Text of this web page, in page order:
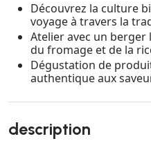
Découvrez la culture
voyage à travers la
Atelier avec un
du fromage et de la
Dégustation de
authentique aux
description